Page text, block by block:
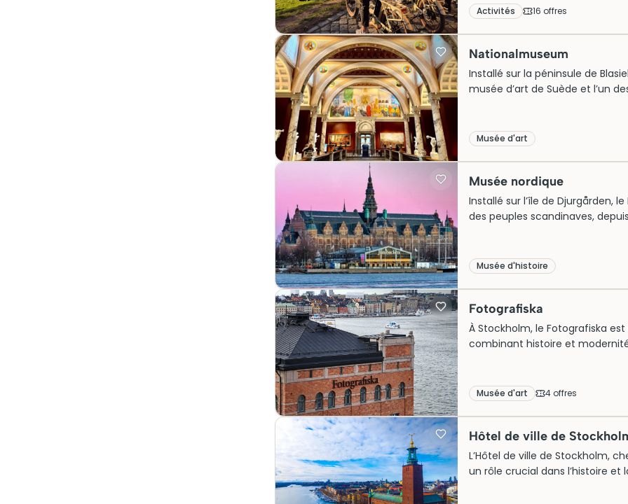
pas avec la même fluidité.
formule choisie, location incluse
Activités 16 offres
Nationalmuseum
Installé sur la péninsule de
musée d’art de Suède et l’un
à nos jours. Longtemps
demeure un lieu majeur pour
européenne.
Musée d'art
Musée nordique
Installé sur l’île de Djurgården,
des peuples scandinaves,
palais. Ses collections,
les fêtes, offrent une lecture
siècles.
Musée d'histoire
Fotografiska
À Stockholm, le Fotografiska
combinant histoire et
expositions captivantes et ses
une visite enrichissante, où
Fotografiska continue de
Musée d'art 4 offres
Hôtel de ville de
L’Hôtel de ville de Stockholm,
un rôle crucial dans l’histoire et